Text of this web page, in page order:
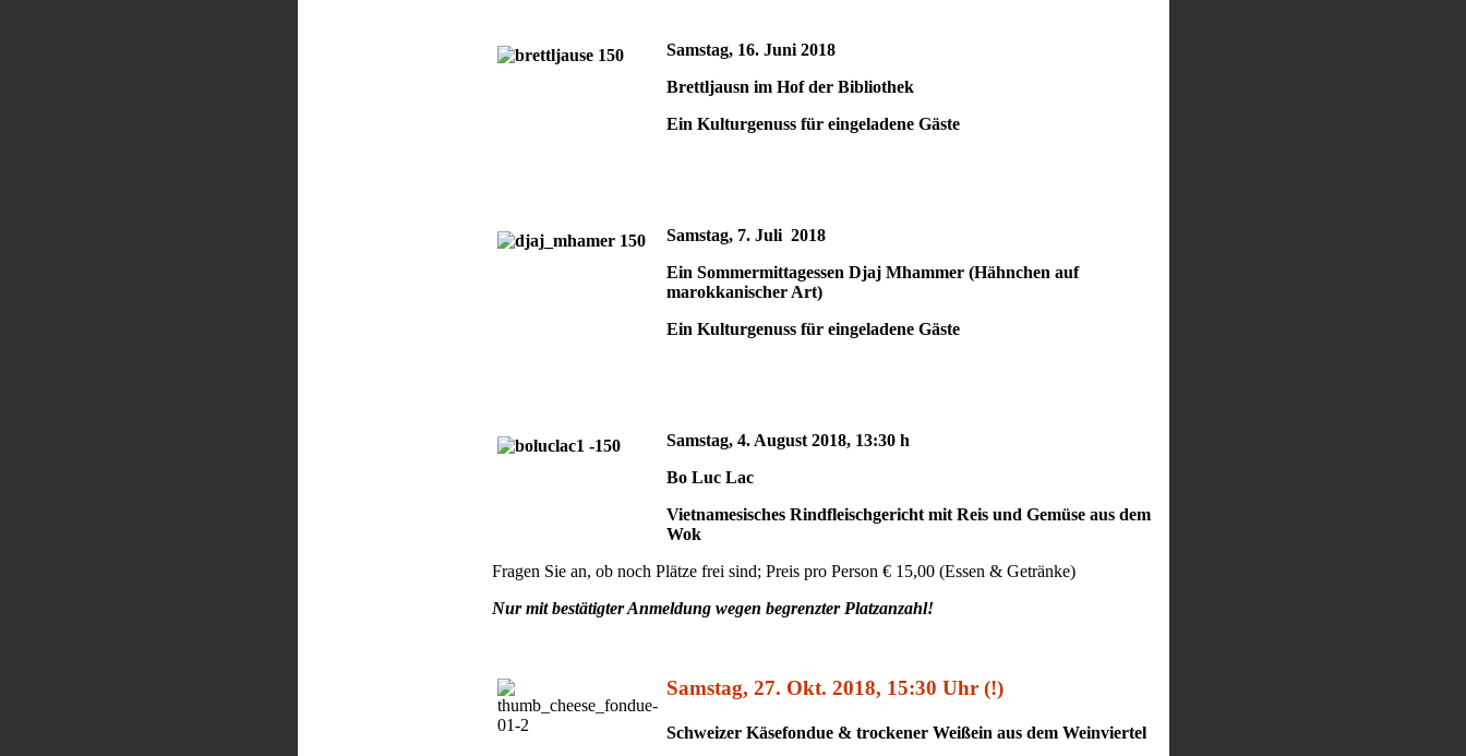
Samstag, 16. Juni 2018
Brettljausn im Hof der Bibliothek
Ein Kulturgenuss für eingeladene Gäste
Samstag, 7. Juli 2018
Ein Sommermittagessen Djaj Mhammer (Hähnchen auf
marokkanischer Art)
Ein Kulturgenuss für eingeladene Gäste
Samstag, 4. August 2018, 13:30 h
Bo Luc Lac
Vietnamesisches Rindfleischgericht mit Reis und Gemüse aus dem
Wok
Fragen Sie an, ob noch Plätze frei sind; Preis pro Person € 15,00 (Essen & Getränke)
Nur mit bestätigter Anmeldung wegen begrenzter Platzanzahl!
Samstag, 27. Okt. 2018, 15:30 Uhr (!)
Schweizer Käsefondue & trockener Weißein aus dem Weinviertel